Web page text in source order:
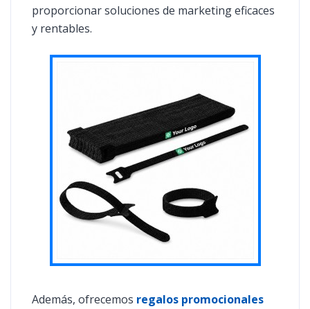
proporcionar soluciones de marketing eficaces
y rentables.
Además, ofrecemos regalos promocionales